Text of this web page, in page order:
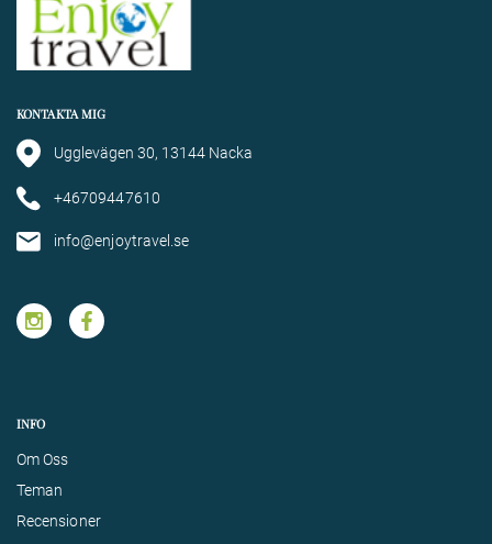
KONTAKTA MIG
Ugglevägen 30, 13144 Nacka
+46709447610
info@enjoytravel.se
INFO
Om Oss
Teman
Recensioner